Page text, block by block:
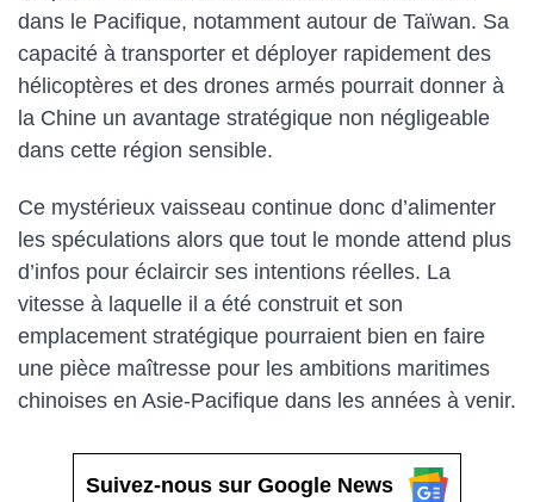
dans le Pacifique, notamment autour de Taïwan. Sa
capacité à transporter et déployer rapidement des
hélicoptères et des drones armés pourrait donner à
la Chine un avantage stratégique non négligeable
dans cette région sensible.
Ce mystérieux vaisseau continue donc d’alimenter
les spéculations alors que tout le monde attend plus
d’infos pour éclaircir ses intentions réelles. La
vitesse à laquelle il a été construit et son
emplacement stratégique pourraient bien en faire
une pièce maîtresse pour les ambitions maritimes
chinoises en Asie-Pacifique dans les années à venir.
Suivez-nous sur Google News